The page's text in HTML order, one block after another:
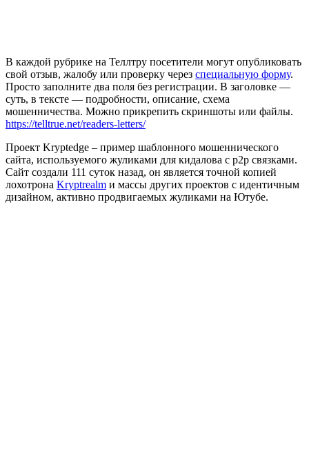
В каждой рубрике на Теллтру посетители могут опубликовать
свой отзыв, жалобу или проверку через специальную форму.
Просто заполните два поля без регистрации. В заголовке —
суть, в тексте — подробности, описание, схема
мошенничества. Можно прикрепить скриншоты или файлы.
https://telltrue.net/readers-letters/
Проект Kryptedge – пример шаблонного мошеннического
сайта, используемого жуликами для кидалова с р2р связками.
Сайт создали 111 суток назад, он является точной копией
лохотрона Kryptrealm и массы других проектов с идентичным
дизайном, активно продвигаемых жуликами на Ютубе.